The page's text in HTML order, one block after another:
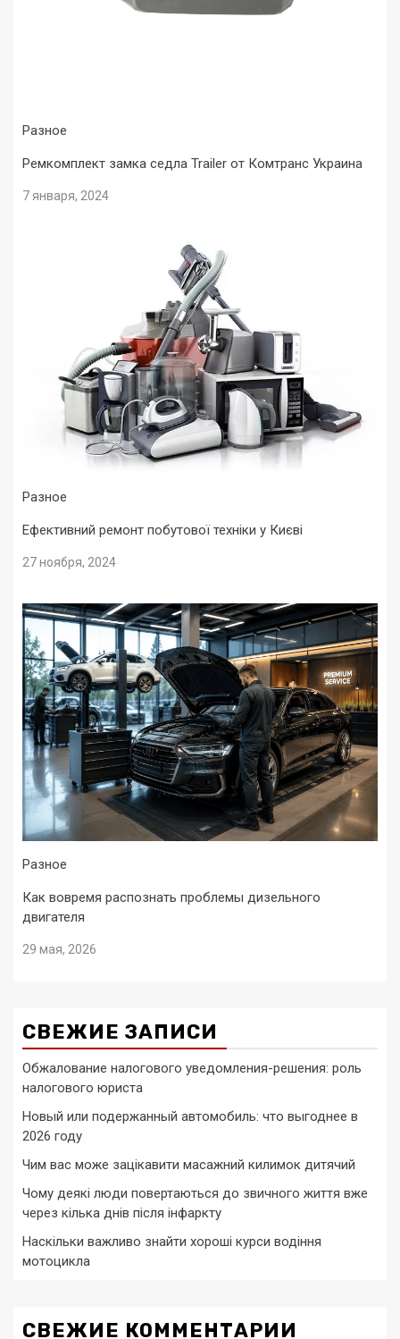
Разное
Ремкомплект замка седла Trailer от Комтранс Украина
7 января, 2024
Разное
Ефективний ремонт побутової техніки у Києві
27 ноября, 2024
Разное
Как вовремя распознать проблемы дизельного
двигателя
29 мая, 2026
СВЕЖИЕ ЗАПИСИ
Обжалование налогового уведомления-решения: роль
налогового юриста
Новый или подержанный автомобиль: что выгоднее в
2026 году
Чим вас може зацікавити масажний килимок дитячий
Чому деякі люди повертаються до звичного життя вже
через кілька днів після інфаркту
Наскільки важливо знайти хороші курси водіння
мотоцикла
СВЕЖИЕ КОММЕНТАРИИ